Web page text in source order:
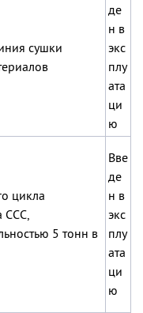
сушки
де
н в
экс
плу
ата
ци
ю
цикла
ССС,
5 тонн в
Вве
де
н в
экс
плу
ата
ци
ю